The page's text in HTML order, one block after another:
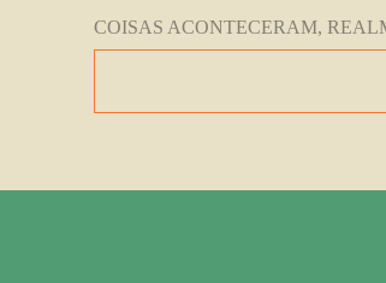
COISAS ACONTECERAM,